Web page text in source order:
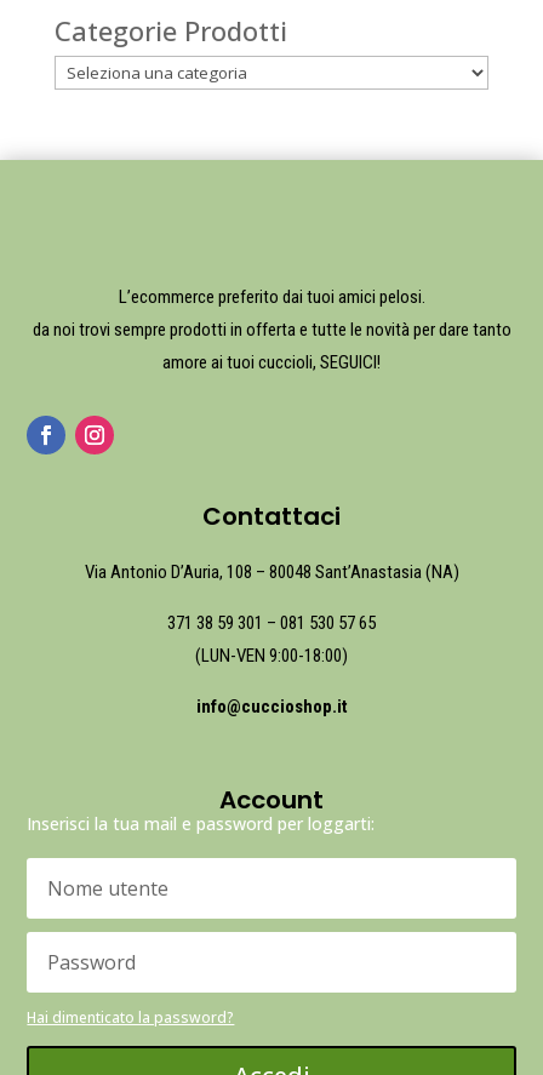
Categorie Prodotti
L’ecommerce preferito dai tuoi amici pelosi.
da noi trovi sempre prodotti in offerta e tutte le novità per dare tanto
amore ai tuoi cuccioli, SEGUICI!
Contattaci
Via Antonio D’Auria, 108 – 80048 Sant’Anastasia (NA)
371 38 59 301 – 081 530 57 65
(LUN-VEN 9:00-18:00)
info@cuccioshop.it
Account
Inserisci la tua mail e password per loggarti:
Hai dimenticato la password?